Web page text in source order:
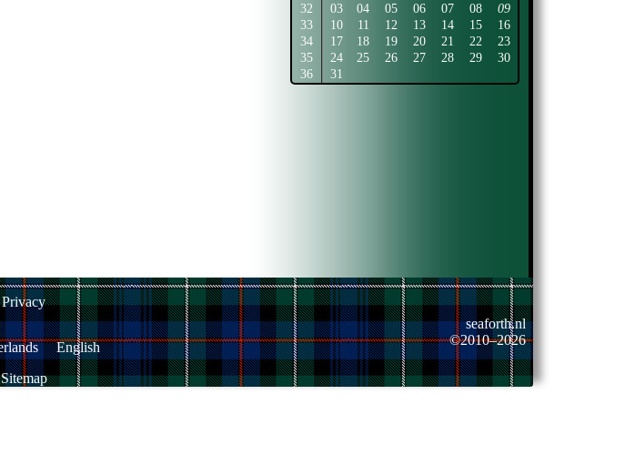
32
03 04 05 06 07 08
09
33
10 11 12 13 14 15
16
34
17 18 19 20 21 22
23
35
24 25 26 27 28 29
30
36
31
Privacy
English
Sitemap
seaforth.nl
©2010–2026